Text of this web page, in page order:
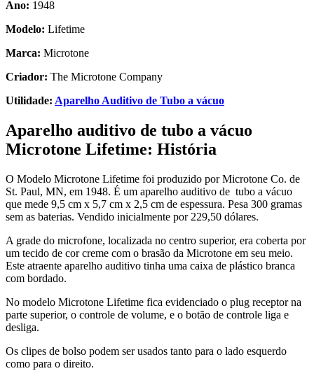
Ano: 1948
Modelo: Lifetime
Marca: Microtone
Criador: The Microtone Company
Utilidade: Aparelho Auditivo de Tubo a vácuo
Aparelho auditivo de tubo a vácuo
Microtone Lifetime: História
O Modelo Microtone Lifetime foi produzido por Microtone Co. de
St. Paul, MN, em 1948. É um aparelho auditivo de tubo a vácuo
que mede 9,5 cm x 5,7 cm x 2,5 cm de espessura. Pesa 300 gramas
sem as baterias. Vendido inicialmente por 229,50 dólares.
A grade do microfone, localizada no centro superior, era coberta por
um tecido de cor creme com o brasão da Microtone em seu meio.
Este atraente aparelho auditivo tinha uma caixa de plástico branca
com bordado.
No modelo Microtone Lifetime fica evidenciado o plug receptor na
parte superior, o controle de volume, e o botão de controle liga e
desliga.
Os clipes de bolso podem ser usados tanto para o lado esquerdo
como para o direito.